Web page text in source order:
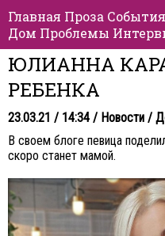
Главная Проза События
Дом Проблемы
ЮЛИАННА
РЕБЕНКА
23.03.21 / 14:34 / Новости /
В своем блоге певица
скоро станет мамой.